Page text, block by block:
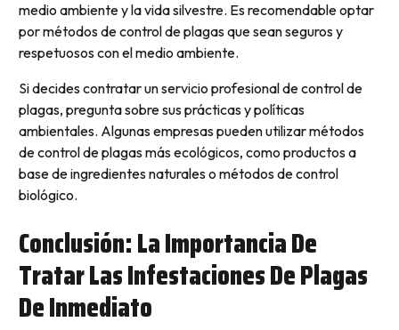
medio ambiente y la vida silvestre. Es recomendable optar
por métodos de control de plagas que sean seguros y
respetuosos con el medio ambiente.
Si decides contratar un servicio profesional de control de
plagas, pregunta sobre sus prácticas y políticas
ambientales. Algunas empresas pueden utilizar métodos
de control de plagas más ecológicos, como productos a
base de ingredientes naturales o métodos de control
biológico.
Conclusión: La Importancia De
Tratar Las Infestaciones De Plagas
De Inmediato